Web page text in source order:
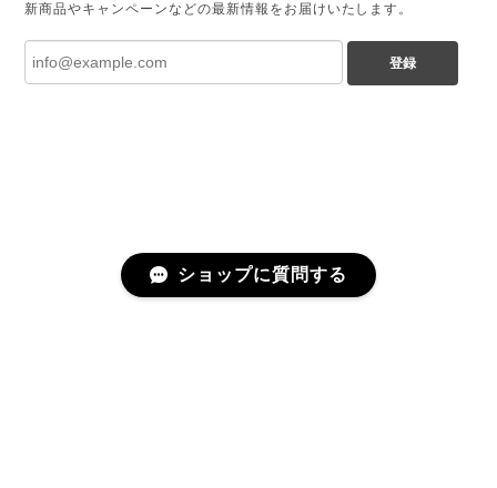
新商品やキャンペーンなどの最新情報をお届けいたします。
登録
ショップに質問する